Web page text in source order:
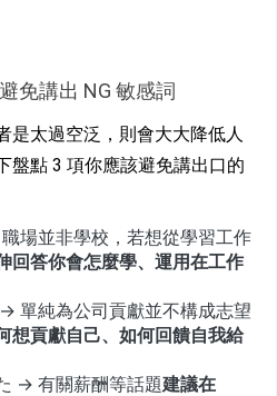
免講出 NG 敏感詞
是太過空泛，則會大大降低人
盤點 3 項你應該避免講出口的
場並非學校，若想從學習工作
回答你會怎麼學、運用在工作
單純為公司貢獻並不構成志望
想貢獻自己、如何回饋自我給
→ 有關薪酬等話題建議在